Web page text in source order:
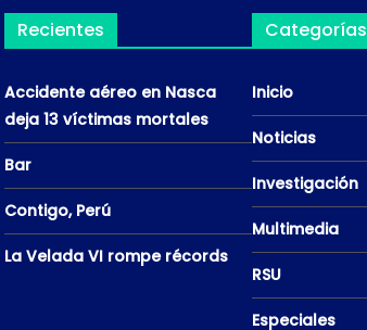
Recientes
Accidente aéreo en Nasca
deja 13 víctimas mortales
Bar
Contigo, Perú
La Velada VI rompe récords
Categorías
Inicio
Noticias
Investigación
Multimedia
RSU
Especiales